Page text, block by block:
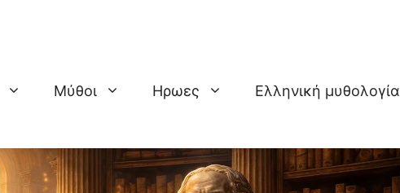
Μύθοι Ηρωες Ελληνική μυθολογία